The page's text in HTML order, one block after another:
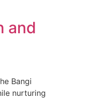
and
Bangi
nurturing